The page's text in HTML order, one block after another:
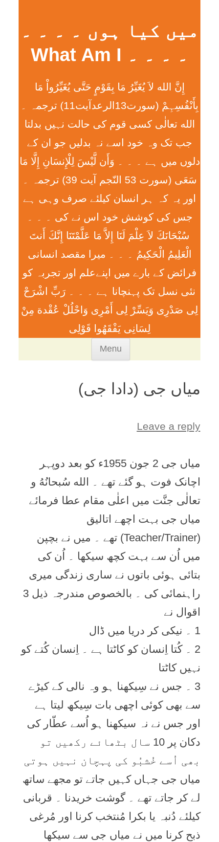
میں کیا ہوں ۔ ۔ ۔ ۔
۔ ۔ ۔ ۔ What Am I
إِنَّ الله لاَ يُغَيِّرُ مَا بِقَوْمٍ حَتَّی يُغَيِّرُواْ مَا
بِأَنْفُسِہِمْ (سورت13الرعدآیت11) ترجمہ ۔
الله تعالٰی کسی قوم کی حالت نہیں بدلتا
جب تک وہ خود اسے نہ بدلیں جو ان کے
دلوں میں ہے ۔ ۔ ۔ وَأَن لَّيْسَ لِلْإِنسَانِ إِلَّا مَا
سَعَی (سورت 53 النّجم آیت 39) ترجمہ ۔
اور یہ کہ ہر انسان کیلئے صرف وہی ہے
جس کی کوشش خود اس نے کی ۔ ۔ ۔
سُبْحَانَكَ لاَ عِلْمَ لَنَا إِلاَّ مَا عَلَّمْتَنَا إِنَّكَ أَنتَ
الْعَلِيمُ الْحَكِيمُ ۔ ۔ ۔ ميرا مقصد انسانی
فرائض کے بارے میں اپنےعلم اور تجربہ کو
نئی نسل تک پہنچانا ہے ۔ ۔ ۔ رَبِّ اشْرَحْ
لِی صَدْرِی وَيَسِّرْ لِی أَمْرِی وَاحْلُلْ عُقْدة مِنْ
لِسَانِی يَفْقَھُوا قَوْلِی
Menu
content
میاں جی (دادا جی)
Leave a reply
میاں جی 2 جون 1955ء کو بعد دوپہر
اچانک فوت ہو گئے تھے ۔ الله سُبحانُهُ و
تعالٰی جنَّت میں اعلٰی مقام عطا فرمائے
میاں جی بہت اچھے اتالیق
(Teacher/Trainer) تھے ۔ میں نے بچپن
میں اُن سے بہت کچھ سیکھا ۔ اُن کی
بتائی ہوئی باتوں نے ساری زندگی میری
راہنمائی کی ۔ بالخصوص مندرجہ ذیل 3
اقوال نے
1 ۔ نیکی کر دریا میں ڈال
2 ۔ کُتا اِنسان کو کاٹتا ہے ۔ اِنسان کُتے کو
نہیں کاٹتا
3 ۔ جس نے سِیکھنا ہو وہ نالی کے کیڑے
سے بھی کوئی اچھی بات سِیکھ لیتا ہے
اور جس نے نہ سیکھنا ہو اُسے عطّار کی
دکان پر 10 سال بٹھائے رکھیں تو
بھی اُسے خُشبُو کی پہچان نہیں ہوتی
میاں جی جہاں کہیں جاتے تو مجھے ساتھ
لے کر جاتے تھے ۔ گوشت خریدنا ۔ قربانی
کیلئے دُنبہ یا بکرا مُنتخب کرنا اور مُرغی
ذبح کرنا میں نے میاں جی سے سیکھا